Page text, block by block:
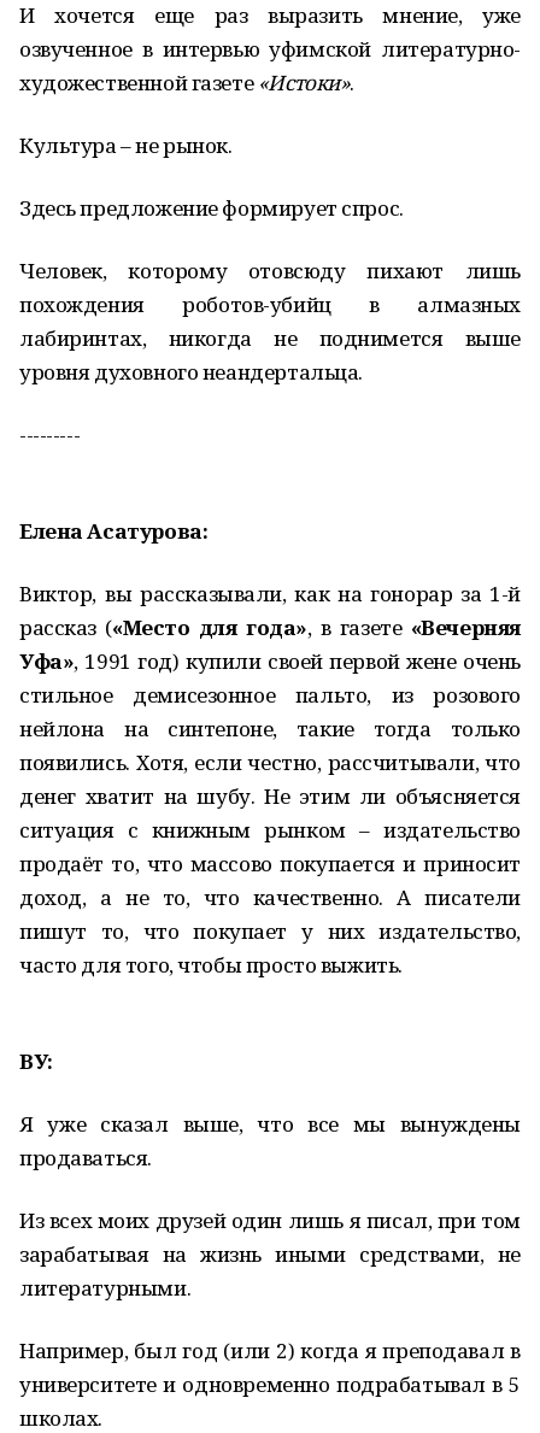
И хочется еще раз выразить мнение, уже
озвученное в интервью уфимской литературно-
художественной газете «Истоки».
Культура – не рынок.
Здесь предложение формирует спрос.
Человек, которому отовсюду пихают лишь
похождения роботов-убийц в алмазных
лабиринтах, никогда не поднимется выше
уровня духовного неандертальца.
---------
Елена Асатурова:
Виктор, вы рассказывали, как на гонорар за 1-й
рассказ («Место для года», в газете «Вечерняя
Уфа», 1991 год) купили своей первой жене очень
стильное демисезонное пальто, из розового
нейлона на синтепоне, такие тогда только
появились. Хотя, если честно, рассчитывали, что
денег хватит на шубу. Не этим ли объясняется
ситуация с книжным рынком – издательство
продаёт то, что массово покупается и приносит
доход, а не то, что качественно. А писатели
пишут то, что покупает у них издательство,
часто для того, чтобы просто выжить.
ВУ:
Я уже сказал выше, что все мы вынуждены
продаваться.
Из всех моих друзей один лишь я писал, при том
зарабатывая на жизнь иными средствами, не
литературными.
Например, был год (или 2) когда я преподавал в
университете и одновременно подрабатывал в 5
школах.